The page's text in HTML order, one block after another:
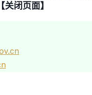
闭页面】